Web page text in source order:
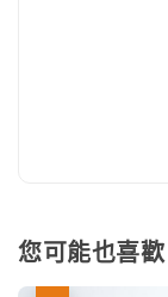
您可能也喜歡